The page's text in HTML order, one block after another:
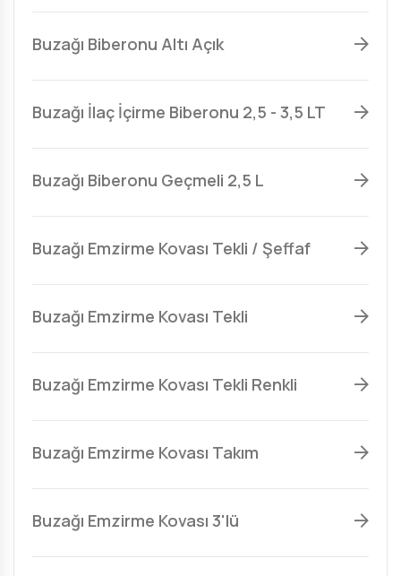
Buzağı Biberonu Altı Açık
Buzağı İlaç İçirme Biberonu 2,5 - 3,5 LT
Buzağı Biberonu Geçmeli 2,5 L
Buzağı Emzirme Kovası Tekli / Şeffaf
Buzağı Emzirme Kovası Tekli
Buzağı Emzirme Kovası Tekli Renkli
Buzağı Emzirme Kovası Takım
Buzağı Emzirme Kovası 3'lü